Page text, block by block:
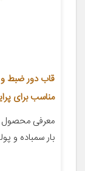
مناسب برای
معرفی محصول
بار سمباده و